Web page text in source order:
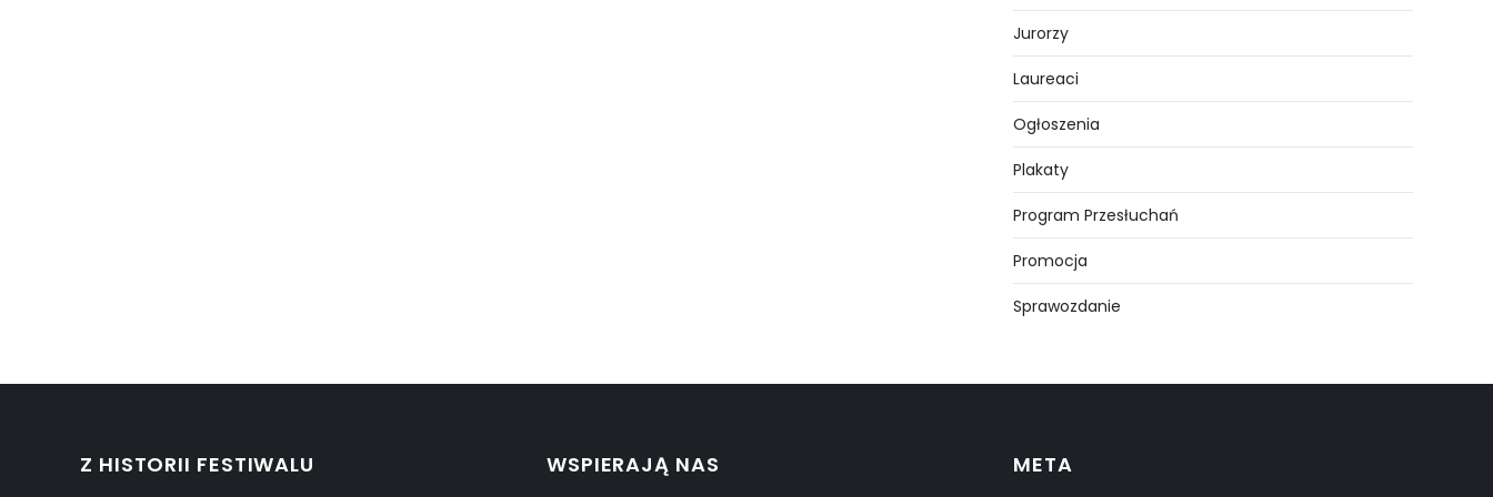
Jurorzy
Laureaci
Ogłoszenia
Plakaty
Program Przesłuchań
Promocja
Sprawozdanie
Z HISTORII FESTIWALU WSPIERAJĄ NAS META